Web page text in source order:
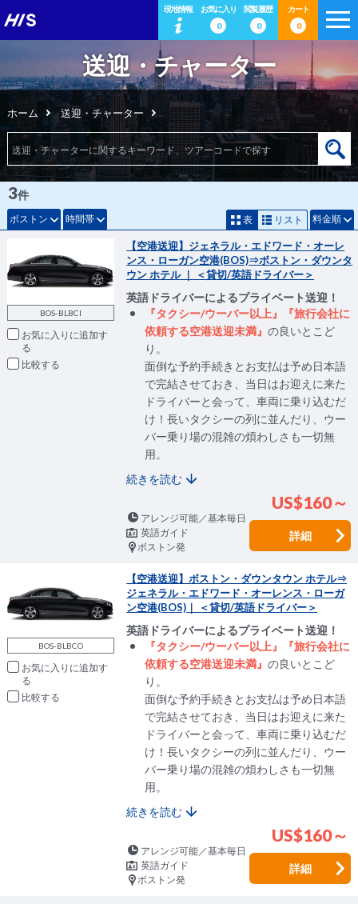
現地情報
お気に入り
0
閲覧履歴
0
カート
0
送迎・チャーター
ホーム 送迎・チャーター
ボストン 時間帯
3件
表 リスト 料金順
BOS-BLBCI
お気に入りに追加
比較
【空港送迎】ジェネラル・エドワード・オーレ
ンス・ローガン空港(BOS)⇒ボストン・ダウンタ
ウン ホテル ｜ ＜貸切/英語ドライバー＞
英語ドライバーによるプライベート送迎！
『タクシー/ウーバー以上』『旅行会社に
依頼する空港送迎未満』の良いとこど
り。
面倒な予約手続きとお支払は予め日本語
で完結させておき、当日はお迎えに来た
ドライバーと会って、車両に乗り込むだ
け！長いタクシーの列に並んだり、ウー
バー乗り場の混雑の煩わしさも一切無
用。
続きを読む
US$160～
アレンジ可能／基本毎日
英語ガイド
ボストン発
詳細
BOS-BLBCO
お気に入りに追加
比較
【空港送迎】ボストン・ダウンタウン ホテル⇒
ジェネラル・エドワード・オーレンス・ローガ
ン空港(BOS)｜ ＜貸切/英語ドライバー＞
英語ドライバーによるプライベート送迎！
『タクシー/ウーバー以上』『旅行会社に
依頼する空港送迎未満』の良いとこど
り。
面倒な予約手続きとお支払は予め日本語
で完結させておき、当日はお迎えに来た
ドライバーと会って、車両に乗り込むだ
け！長いタクシーの列に並んだり、ウー
バー乗り場の混雑の煩わしさも一切無
用。
続きを読む
US$160～
アレンジ可能／基本毎日
英語ガイド
ボストン発
詳細